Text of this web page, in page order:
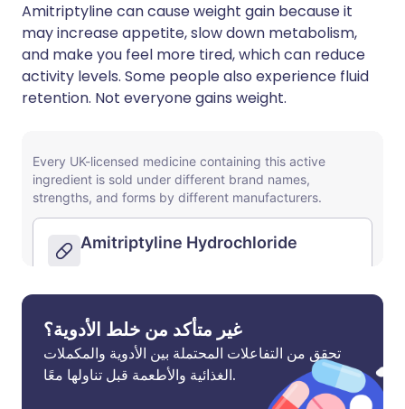
Amitriptyline can cause weight gain because it
may increase appetite, slow down metabolism,
and make you feel more tired, which can reduce
activity levels. Some people also experience fluid
retention. Not everyone gains weight.
غير متأكد من خلط الأدوية؟
تحقق من التفاعلات المحتملة بين الأدوية والمكملات
الغذائية والأطعمة قبل تناولها معًا.